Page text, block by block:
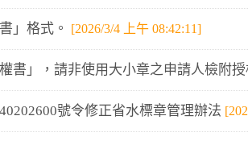
」格式。 [2026/3/4 上午 08:42:11]
書」，請非使用大小章之申請人檢附授
號令修正省水標章管理辦法